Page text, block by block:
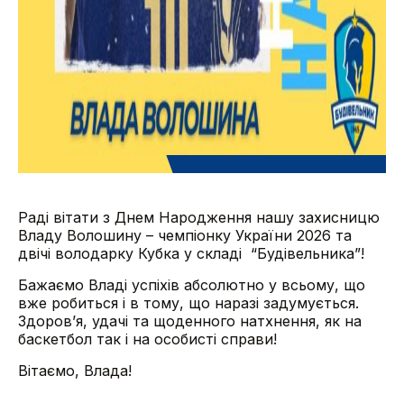
Раді вітати з Днем Народження нашу захисницю
Владу Волошину – чемпіонку України 2026 та
двічі володарку Кубка у складі “Будівельника”!
Бажаємо Владі успіхів абсолютно у всьому, що
вже робиться і в тому, що наразі задумується.
Здоров’я, удачі та щоденного натхнення, як на
баскетбол так і на особисті справи!
Вітаємо, Влада!